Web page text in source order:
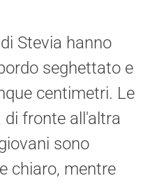
Stevia hanno
seghettato e
centimetri. Le
fronte all'altra
sono
chiaro, mentre